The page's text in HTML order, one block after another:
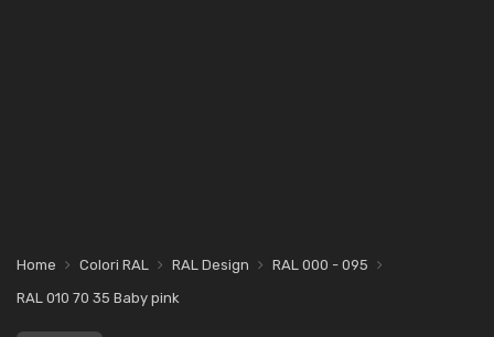
Home Colori RAL RAL Design
RAL 000 - 095
RAL 010 70 35 Baby pink